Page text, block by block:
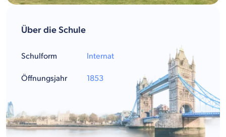
Über die Schule
Schulform
Öffnungsjahr
Internat
1853